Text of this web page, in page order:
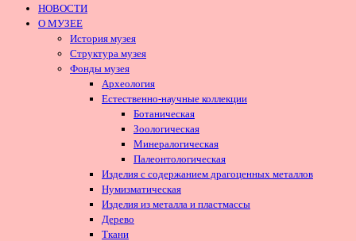
НОВОСТИ
О МУЗЕЕ
История музея
Структура музея
Фонды музея
Археология
Естественно-научные коллекции
Ботаническая
Зоологическая
Минералогическая
Палеонтологическая
Изделия с содержанием драгоценных металлов
Нумизматическая
Изделия из металла и пластмассы
Дерево
Ткани